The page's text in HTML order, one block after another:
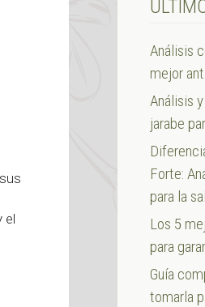
el
Análisis
mejor
Análisis
jarabe
Forte:
para la
Los 5
para
Guía
tomarla